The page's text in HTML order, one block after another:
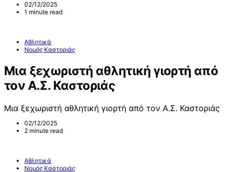
02/12/2025
1 minute read
Αθλητικά
Νομός Καστοριάς
Μια ξεχωριστή αθλητική γιορτή από
τον Α.Σ. Καστοριάς
Μια ξεχωριστή αθλητική γιορτή από τον Α.Σ. Καστοριάς
02/12/2025
2 minute read
Αθλητικά
Νομός Καστοριάς